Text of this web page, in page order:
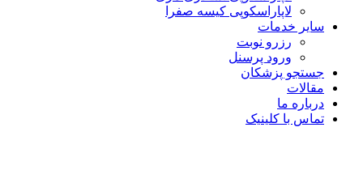
لاپاراسکوپی کیسه صفرا
سایر خدمات
رزرو نوبت
ورود پرسنل
جستجو پزشکان
مقالات
درباره ما
تماس با کلینیک